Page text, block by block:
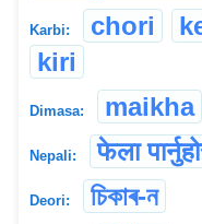
Karbi: chori
kiri
Dimasa: maikha
Nepali: फेला
Deori: চিকাৰ-ন